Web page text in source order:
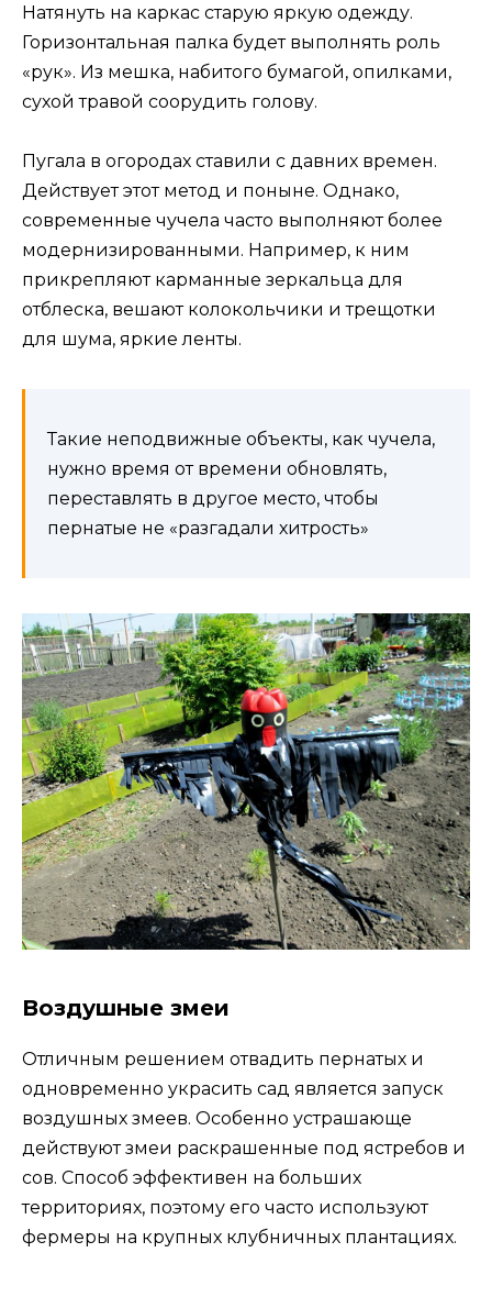
Натянуть на каркас старую яркую одежду.
Горизонтальная палка будет выполнять роль
«рук». Из мешка, набитого бумагой, опилками,
сухой травой соорудить голову.
Пугала в огородах ставили с давних времен.
Действует этот метод и поныне. Однако,
современные чучела часто выполняют более
модернизированными. Например, к ним
прикрепляют карманные зеркальца для
отблеска, вешают колокольчики и трещотки
для шума, яркие ленты.
Такие неподвижные объекты, как чучела,
нужно время от времени обновлять,
переставлять в другое место, чтобы
пернатые не «разгадали хитрость»
Воздушные змеи
Отличным решением отвадить пернатых и
одновременно украсить сад является запуск
воздушных змеев. Особенно устрашающе
действуют змеи раскрашенные под ястребов и
сов. Способ эффективен на больших
территориях, поэтому его часто используют
фермеры на крупных клубничных плантациях.